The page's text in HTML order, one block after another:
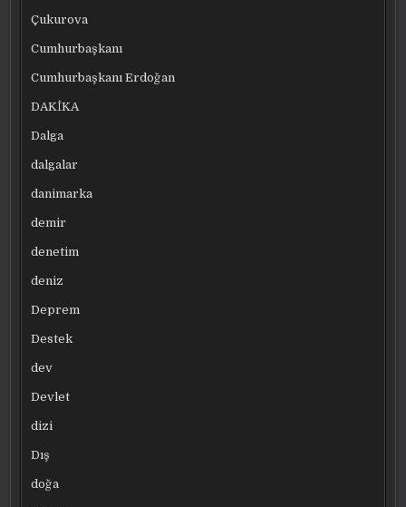
Çukurova
Cumhurbaşkanı
Cumhurbaşkanı Erdoğan
DAKİKA
Dalga
dalgalar
danimarka
demir
denetim
deniz
Deprem
Destek
dev
Devlet
dizi
Dış
doğa